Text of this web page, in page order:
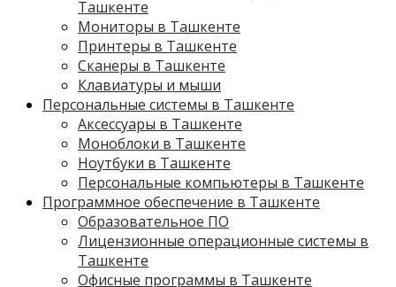
Ташкенте
Мониторы в Ташкенте
Принтеры в Ташкенте
Сканеры в Ташкенте
Клавиатуры и мыши
Персональные системы в Ташкенте
Аксессуары в Ташкенте
Моноблоки в Ташкенте
Ноутбуки в Ташкенте
Персональные компьютеры в Ташкенте
Программное обеспечение в Ташкенте
Образовательное ПО
Лицензионные операционные системы в
Ташкенте
Офисные программы в Ташкенте